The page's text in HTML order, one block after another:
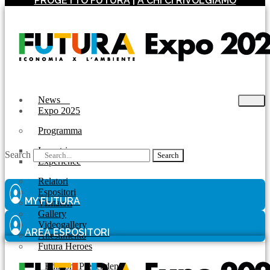
News
Expo 2025
Programma
Incontri
Experience
Relatori
Espositori
Visitatori
Gallery
Videogallery
Allestimento
Futura Heroes
| Edizioni Precendenti
Search Search
MY FUTURA
AREA ESPOSITORI